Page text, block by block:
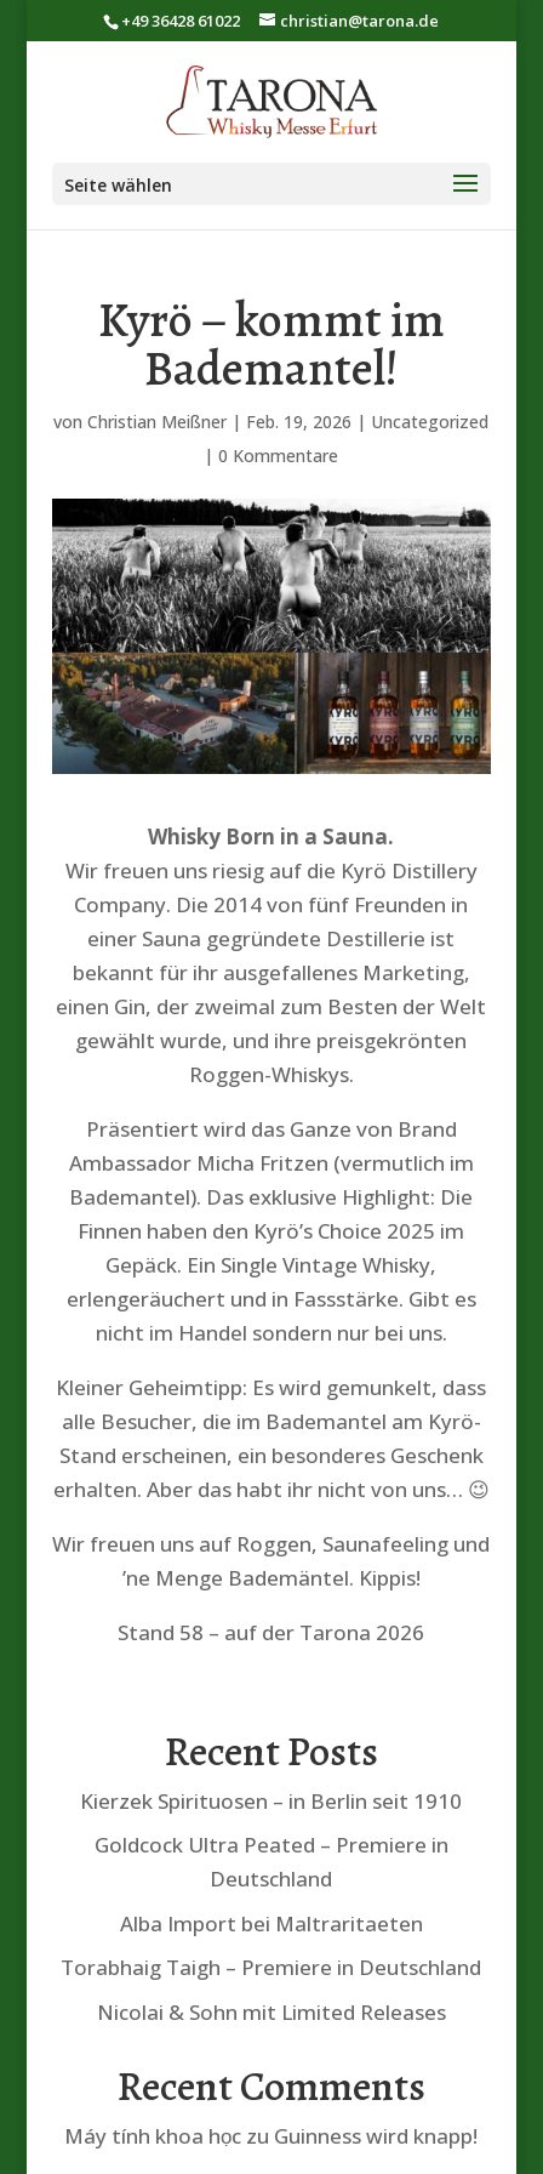
+49 36428 61022 christian@tarona.de
Seite wählen
Kyrö – kommt im
Bademantel!
vonChristian Meißner | Feb. 19, 2026 | Uncategorized
|0 Kommentare
Whisky Born in a Sauna.
Wir freuen uns riesig auf die Kyrö Distillery
Company. Die 2014 von fünf Freunden in
einer Sauna gegründete Destillerie ist
bekannt für ihr ausgefallenes Marketing,
einen Gin, der zweimal zum Besten der Welt
gewählt wurde, und ihre preisgekrönten
Roggen-Whiskys.
Präsentiert wird das Ganze von Brand
Ambassador Micha Fritzen (vermutlich im
Bademantel). Das exklusive Highlight: Die
Finnen haben den Kyrö’s Choice 2025 im
Gepäck. Ein Single Vintage Whisky,
erlengeräuchert und in Fassstärke. Gibt es
nicht im Handel sondern nur bei uns.
Kleiner Geheimtipp: Es wird gemunkelt, dass
alle Besucher, die im Bademantel am Kyrö-
Stand erscheinen, ein besonderes Geschenk
erhalten. Aber das habt ihr nicht von uns… 😉
Wir freuen uns auf Roggen, Saunafeeling und
’ne Menge Bademäntel. Kippis!
Stand 58 – auf der Tarona 2026
Recent Posts
Kierzek Spirituosen – in Berlin seit 1910
Goldcock Ultra Peated – Premiere in
Deutschland
Alba Import bei Maltraritaeten
Torabhaig Taigh – Premiere in Deutschland
Nicolai & Sohn mit Limited Releases
Recent Comments
Máy tính khoa học zu Guinness wird knapp!